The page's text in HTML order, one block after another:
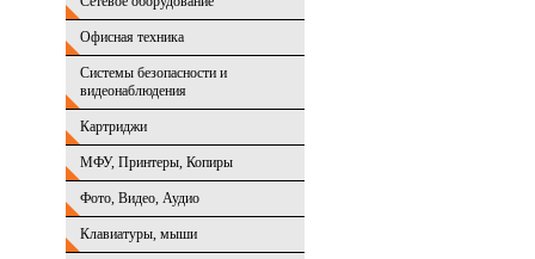
Офисная техника
Системы безопасности и
видеонаблюдения
Картриджи
МФУ, Принтеры, Копиры
Фото, Видео, Аудио
Клавиатуры, мыши